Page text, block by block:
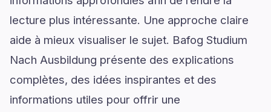
lecture plus intéressante. Une approche claire
aide à mieux visualiser le sujet. Bafog Studium
Nach Ausbildung présente des explications
complètes, des idées inspirantes et des
informations utiles pour offrir une